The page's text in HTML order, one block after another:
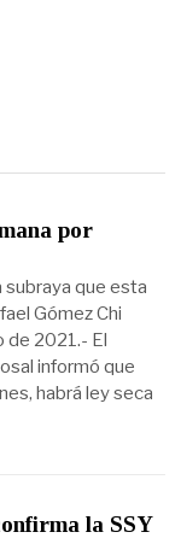
por
subraya que esta
Gómez Chi
de 2021.- El
informó que
habrá ley seca
la SSY